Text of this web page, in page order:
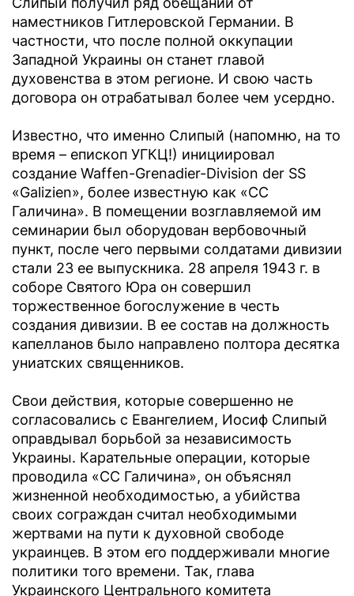
наместников Гитлеровской Германии. В
частности, что после полной оккупации
Западной Украины он станет главой
духовенства в этом регионе. И свою часть
договора он отрабатывал более чем усердно.
Известно, что именно Слипый (напомню, на то
время – епископ УГКЦ!) инициировал
создание Waffen-Grenadier-Division der SS
«Galizien», более известную как «СС
Галичина». В помещении возглавляемой им
семинарии был оборудован вербовочный
пункт, после чего первыми солдатами дивизии
стали 23 ее выпускника. 28 апреля 1943 г. в
соборе Святого Юра он совершил
торжественное богослужение в честь
создания дивизии. В ее состав на должность
капелланов было направлено полтора десятка
униатских священников.
Свои действия, которые совершенно не
согласовались с Евангелием, Иосиф Слипый
оправдывал борьбой за независимость
Украины. Карательные операции, которые
проводила «СС Галичина», он объяснял
жизненной необходимостью, а убийства
своих сограждан считал необходимыми
жертвами на пути к духовной свободе
украинцев. В этом его поддерживали многие
политики того времени. Так, глава
Украинского Центрального комитета